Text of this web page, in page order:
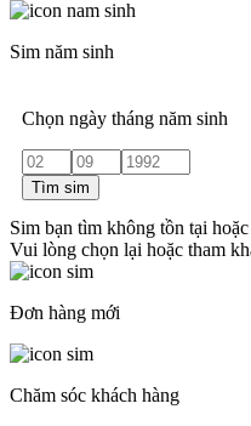
Sim năm sinh
Chọn ngày tháng năm sinh
Tìm sim
Sim bạn tìm không tồn tại
Vui lòng chọn lại hoặc tham
Đơn hàng mới
Chăm sóc khách hàng